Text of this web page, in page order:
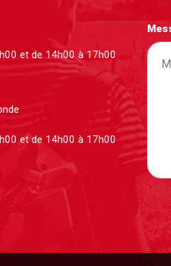
et de 14h00 à 17h00
et de 14h00 à 17h00